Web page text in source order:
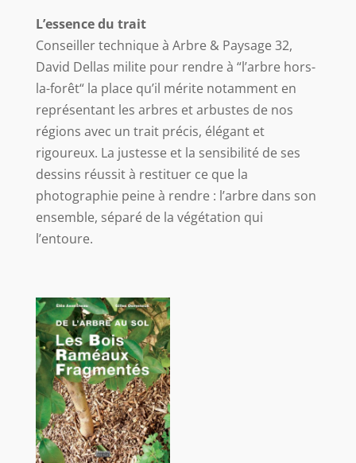
L’essence du trait
Conseiller technique à Arbre & Paysage 32,
David Dellas milite pour rendre à “l’arbre hors-
la-forêt“ la place qu’il mérite notamment en
représentant les arbres et arbustes de nos
régions avec un trait précis, élégant et
rigoureux. La justesse et la sensibilité de ses
dessins réussit à restituer ce que la
photographie peine à rendre : l’arbre dans son
ensemble, séparé de la végétation qui
l’entoure.